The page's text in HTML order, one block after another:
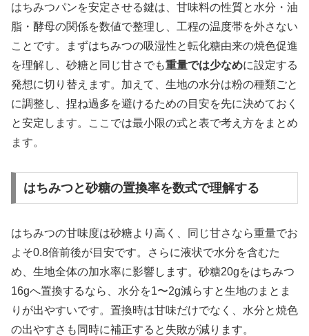
はちみつパンを安定させる鍵は、甘味料の性質と水分・油
脂・酵母の関係を数値で整理し、工程の温度帯を外さない
ことです。まずはちみつの吸湿性と転化糖由来の焼色促進
を理解し、砂糖と同じ甘さでも重量では少なめに設定する
発想に切り替えます。加えて、生地の水分は粉の種類ごと
に調整し、捏ね過多を避けるための目安を先に決めておく
と安定します。ここでは最小限の式と表で考え方をまとめ
ます。
はちみつと砂糖の置換率を数式で理解する
はちみつの甘味度は砂糖より高く、同じ甘さなら重量でお
よそ0.8倍前後が目安です。さらに液状で水分を含むた
め、生地全体の加水率に影響します。砂糖20gをはちみつ
16gへ置換するなら、水分を1〜2g減らすと生地のまとま
りが出やすいです。置換時は甘味だけでなく、水分と焼色
の出やすさも同時に補正すると失敗が減ります。